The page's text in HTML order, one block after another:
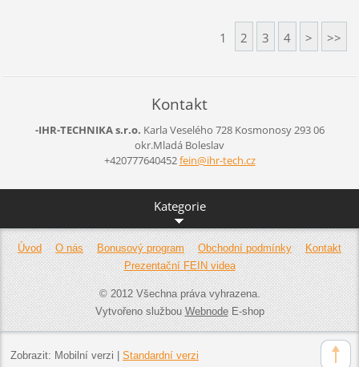
1 2 3 4 > >>
Kontakt
-IHR-TECHNIKA s.r.o. Karla Veselého 728Kosmonosy293 06
okr.Mladá Boleslav
+420777640452fein@ihr-tech.cz
Kategorie
Úvod O nás Bonusový program Obchodní podmínky
Kontakt
Prezentační FEIN videa
© 2012 Všechna práva vyhrazena.
Vytvořeno službouWebnodeE-shop
Zobrazit: Mobilní verzi Standardní verzi